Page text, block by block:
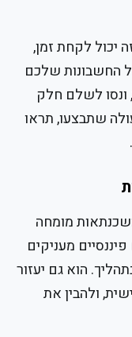
יכול לקחת זמן,
החשבונות שלכם
ונסו לשלם חלק
שתבצעו, תראו
מומחה
מעניקים
הוא גם יעזור
ולהבין את